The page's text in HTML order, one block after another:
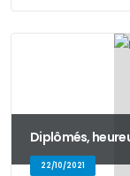
Diplômés,
22/10/2021